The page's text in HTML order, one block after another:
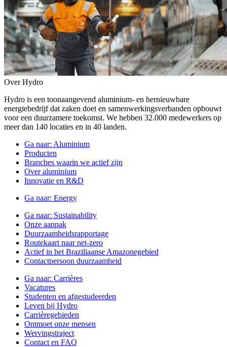
Over Hydro
Hydro is een toonaangevend aluminium- en hernieuwbare
energiebedrijf dat zaken doet en samenwerkingsverbanden opbouwt
voor een duurzamere toekomst. We hebben 32.000 medewerkers op
meer dan 140 locaties en in 40 landen.
Ga naar: Aluminium
Producten
Branches waarin we actief zijn
Over aluminium
Innovatie en R&D
Ga naar: Energy
Ga naar: Sustainability
Onze aanpak
Duurzaamheidsrapportage
Routekaart naar net-zero
Actief in het Braziliaanse Amazonegebied
Contactpersoon duurzaamheid
Ga naar: Carrières
Vacatures
Studenten en afgestudeerden
Leven bij Hydro
Carrièregebieden
Ontmoet onze mensen
Wervingstraject
Contact en FAQ